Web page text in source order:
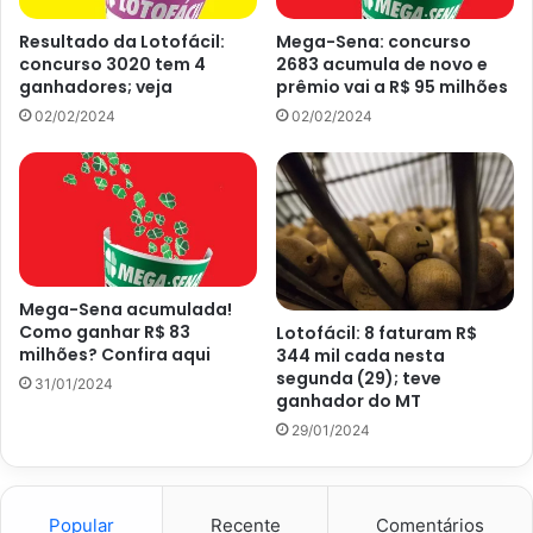
3 apostas ganhadoras, R$ 1.358.790,33
14 acertos
378 apostas ganhadoras, R$ 2.077,38
13 acertos
10786 apostas ganhadoras, R$ 30,00
12 acertos
132813 apostas ganhadoras, R$ 12,00
11 acertos
Resultado da Lotofácil:
concurso 3020 tem 4
ganhadores; veja
02/02/2024
Mega-Sena: concurso
2683 acumula de novo e
prêmio vai a R$ 95 milhões
02/02/2024
Mega-Sena acumulada!
Como ganhar R$ 83
milhões? Confira aqui
31/01/2024
Lotofácil: 8 faturam R$
344 mil cada nesta
segunda (29); teve
ganhador do MT
29/01/2024
Popular Recente Comentários